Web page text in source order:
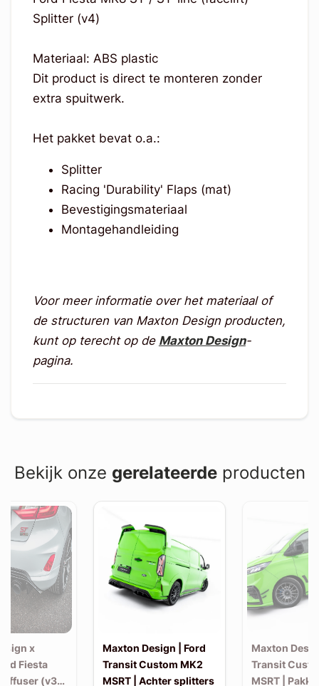
Splitter (v4)
Materiaal: ABS plastic
Dit product is direct te monteren zonder
extra spuitwerk.
Het pakket bevat o.a.:
Splitter
Racing 'Durability' Flaps (mat)
Bevestigingsmateriaal
Montagehandleiding
Voor meer informatie over het materiaal of
de structuren van Maxton Design producten,
kunt op terecht op de Maxton Design-
pagina.
Bekijk onze gerelateerdeproducten
x
Fiesta
(v3)
Maxton Design | Ford
Transit Custom MK2
MSRT | Achter splitters
Maxton
Transit
MSRT |